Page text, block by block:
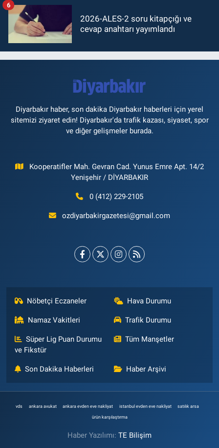
2026-ALES-2 soru kitapçığı ve
cevap anahtarı yayımlandı
6
Diyarbakır haber, son dakika Diyarbakır haberleri için yerel
sitemizi ziyaret edin! Diyarbakır'da trafik kazası, siyaset, spor
ve diğer gelişmeler burada.
Kooperatifler Mah. Gevran Cad. Yunus Emre Apt. 14/2
Yenişehir / DİYARBAKIR
0 (412) 229-2105
ozdiyarbakirgazetesi@gmail.com
Nöbetçi Eczaneler Hava Durumu
Namaz Vakitleri Trafik Durumu
Süper Lig Puan Durumu
ve Fikstür
Tüm Manşetler
Son Dakika Haberleri Haber Arşivi
vds ankara avukat ankara evden eve nakliyat istanbul evden eve nakliyat satılık arsa
ürün karşılaştırma
Haber Yazılımı: TE Bilişim